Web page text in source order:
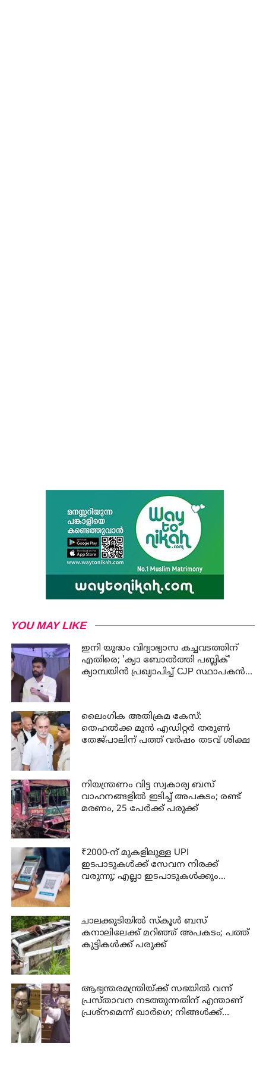
YOU MAY LIKE
ഇനി യുദ്ധം വിദ്യാഭ്യാസ കച്ചവടത്തിന്
എതിരെ; 'ക്യാ ബോൽത്തി പബ്ലിക്'
ക്യാമ്പയിൻ പ്രഖ്യാപിച്ച് CJP സ്ഥാപകൻ
ലൈംഗിക അതിക്രമ കേസ്:
തെഹൽക്ക മുൻ എഡിറ്റർ തരുൺ
തേജ്പാലിന് പത്ത് വർഷം തടവ് ശിക്ഷ
നിയന്ത്രണം വിട്ട സ്വകാര്യ ബസ്
വാഹനങ്ങളില്‍ ഇടിച്ച് അപകടം; രണ്ട്
മരണം, 25 പേർക്ക് പരുക്ക്
₹2000-ന് മുകളിലുള്ള UPI
ഇടപാടുകൾക്ക് സേവന നിരക്ക്
വരുന്നു; എല്ലാ ഇടപാടുകൾക്കും
ചാലക്കുടിയില്‍ സ്‌കൂള്‍ ബസ്
കനാലിലേക്ക് മറിഞ്ഞ് അപകടം; പത്ത്
കുട്ടികള്‍ക്ക് പരുക്ക്
ആഭ്യന്തരമന്ത്രിയ്ക്ക് സഭയില്‍ വന്ന്
പ്രസ്താവന നടത്തുന്നതിന് എന്താണ്
പ്രശ്‌നമെന്ന് ഖാര്‍ഗെ; നിങ്ങള്‍ക്ക്